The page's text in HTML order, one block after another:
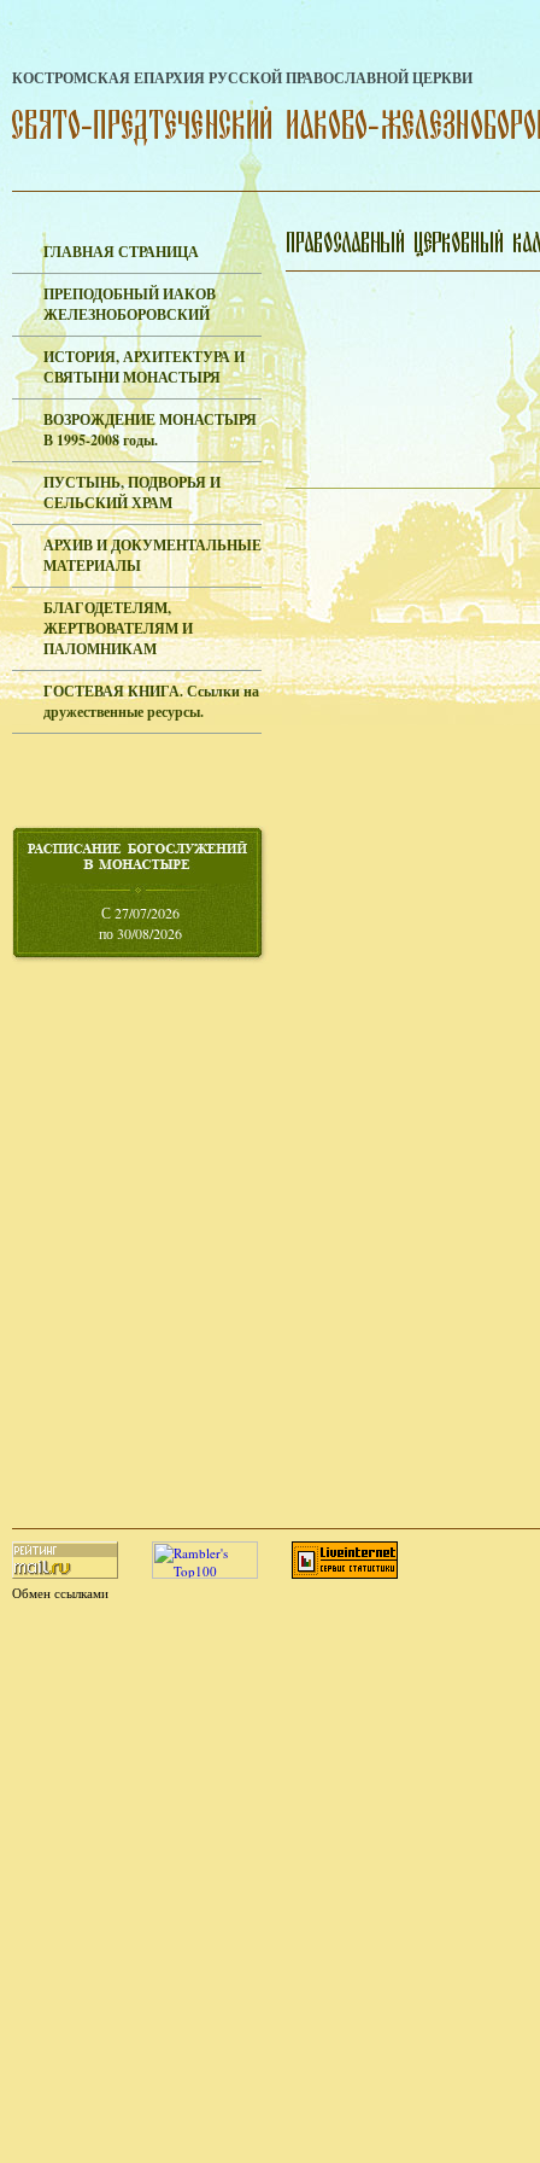
КОСТРОМСКАЯ ЕПАРХИЯ РУССКОЙ ПРАВОСЛАВНОЙ ЦЕРКВИ
ГЛАВНАЯ СТРАНИЦА
ПРЕПОДОБНЫЙ ИАКОВ
ЖЕЛЕЗНОБОРОВСКИЙ
ИСТОРИЯ, АРХИТЕКТУРА И
СВЯТЫНИ МОНАСТЫРЯ
ВОЗРОЖДЕНИЕ МОНАСТЫРЯ
В 1995-2008 годы.
ПУСТЫНЬ, ПОДВОРЬЯ И
СЕЛЬСКИЙ ХРАМ
АРХИВ И ДОКУМЕНТАЛЬНЫЕ
МАТЕРИАЛЫ
БЛАГОДЕТЕЛЯМ,
ЖЕРТВОВАТЕЛЯМ И
ПАЛОМНИКАМ
ГОСТЕВАЯ КНИГА. Ссылки на
дружественные ресурсы.
С 27/07/2026
по 30/08/2026
Обмен ссылками